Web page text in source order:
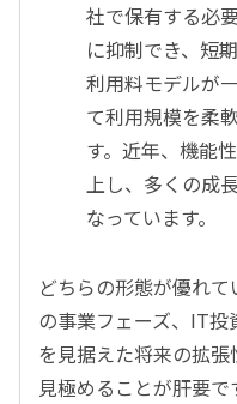
社で保有する必
に抑制でき、短
利用料モデルが
て利用規模を柔
す。近年、機能
上し、多くの成
なっています。
どちらの形態が優れ
の事業フェーズ、IT
を見据えた将来の拡
見極めることが肝要で